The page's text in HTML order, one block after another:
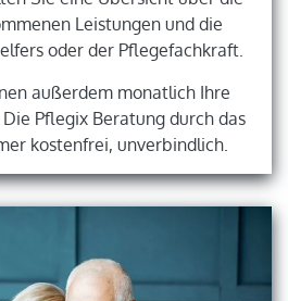
Leistungen und die
oder der Pflegefachkraft.
außerdem monatlich Ihre
Pflegix Beratung durch das
kostenfrei, unverbindlich.